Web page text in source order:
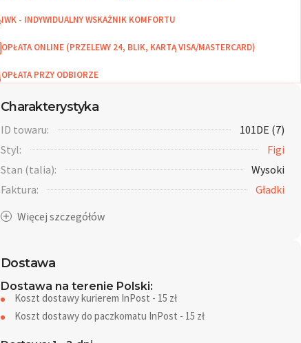
IWK - INDYWIDUALNY WSKAŻNIK KOMFORTU
OPŁATA ONLINE (PRZELEWY 24, BLIK, KARTĄ VISA/MASTERCARD)
OPŁATA PRZY ODBIORZE
Charakterystyka
ID towaru:
101DE (7)
Styl:
Figi
Stan (talia):
Wysoki
Faktura:
Gładki
Dostawa
Dostawa na terenie Polski:
Koszt dostawy kurierem InPost - 15 zł
Koszt dostawy do paczkomatu InPost - 15 zł